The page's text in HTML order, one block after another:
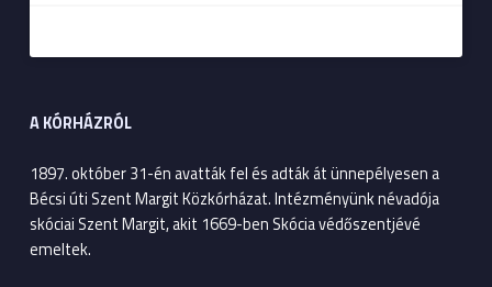
A KÓRHÁZRÓL
1897. október 31-én avatták fel és adták át ünnepélyesen a
Bécsi úti Szent Margit Közkórházat. Intézményünk névadója
skóciai Szent Margit, akit 1669-ben Skócia védőszentjévé
emeltek.